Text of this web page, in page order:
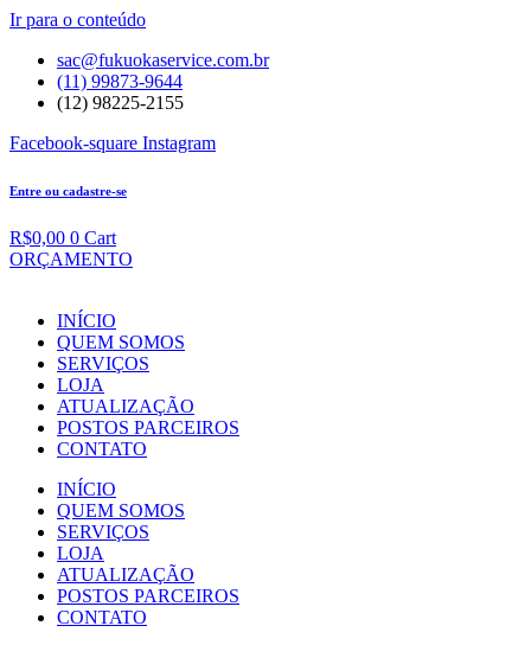
Ir para o conteúdo
sac@fukuokaservice.com.br
(11) 99873-9644
(12) 98225-2155
Facebook-square Instagram
Entre ou cadastre-se
R$0,00 0 Cart
ORÇAMENTO
INÍCIO
QUEM SOMOS
SERVIÇOS
LOJA
ATUALIZAÇÃO
POSTOS PARCEIROS
CONTATO
INÍCIO
QUEM SOMOS
SERVIÇOS
LOJA
ATUALIZAÇÃO
POSTOS PARCEIROS
CONTATO